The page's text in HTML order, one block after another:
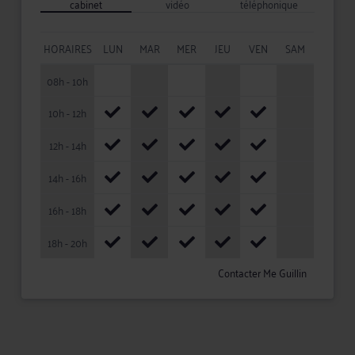
HORAIRES LUN MAR MER JEU VEN
SAM
08h - 10h
10h - 12h
12h - 14h
14h - 16h
16h - 18h
18h - 20h
Contacter Me Guillin